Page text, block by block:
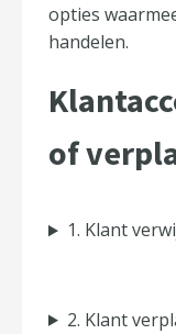
opties
handelen.
of
1. Klant
2. Klant